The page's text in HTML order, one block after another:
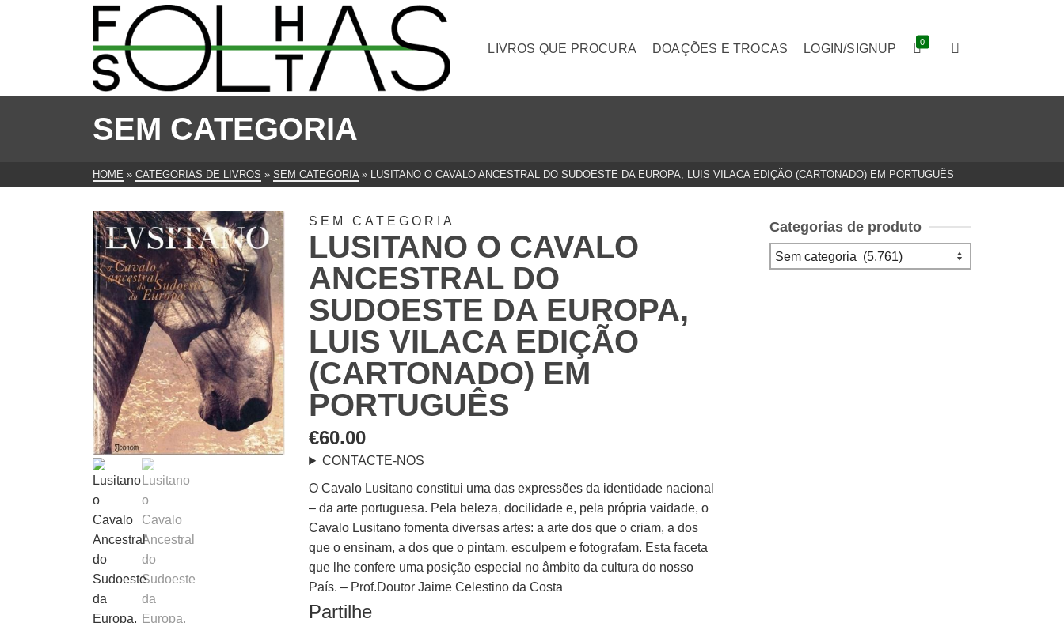
LIVROS QUE PROCURA DOAÇÕES E TROCAS LOGIN/SIGNUP 0
SEM CATEGORIA
HOME » CATEGORIAS DE LIVROS » SEM CATEGORIA » LUSITANO O CAVALO ANCESTRAL DO SUDOESTE DA EUROPA, LUIS VILACA EDIÇÃO (CARTONADO) EM PORTUGUÊS
SEM CATEGORIA
LUSITANO O CAVALO
ANCESTRAL DO
SUDOESTE DA EUROPA,
LUIS VILACA EDIÇÃO
(CARTONADO) EM
PORTUGUÊS
€60.00
CONTACTE-NOS
O Cavalo Lusitano constitui uma das expressões da identidade nacional
– da arte portuguesa. Pela beleza, docilidade e, pela própria vaidade, o
Cavalo Lusitano fomenta diversas artes: a arte dos que o criam, a dos
que o ensinam, a dos que o pintam, esculpem e fotografam. Esta faceta
que lhe confere uma posição especial no âmbito da cultura do nosso
País. – Prof.Doutor Jaime Celestino da Costa
Partilhe
Categorias de produto